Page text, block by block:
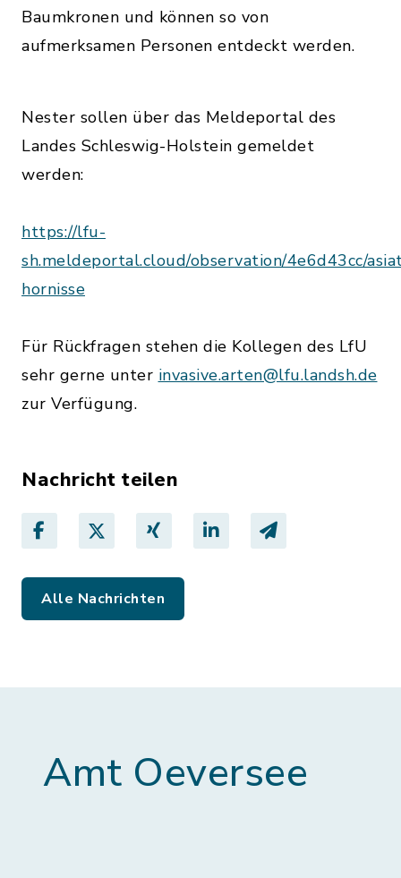
Baumkronen und können so von
aufmerksamen Personen entdeckt werden.
Nester sollen über das Meldeportal des
Landes Schleswig-Holstein gemeldet
werden:
https://lfu-
sh.meldeportal.cloud/observation/4e6d43cc/
hornisse
Für Rückfragen stehen die Kollegen des LfU
sehr gerne unter invasive.arten@lfu.landsh.de
zur Verfügung.
Nachricht teilen
Alle Nachrichten
Amt Oeversee